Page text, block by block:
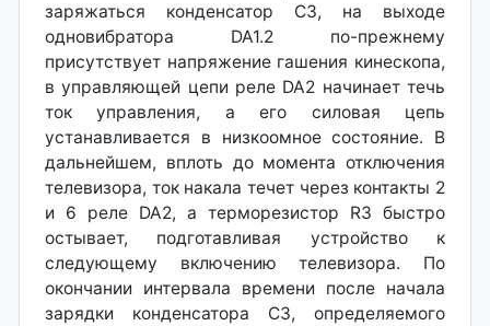
заряжаться конденсатор СЗ, на выходе
одновибратора DA1.2 по-прежнему
присутствует напряжение гашения кинескопа,
в управляющей цепи реле DA2 начинает течь
ток управления, а его силовая цепь
устанавливается в низкоомное состояние. В
дальнейшем, вплоть до момента отключения
телевизора, ток накала течет через контакты 2
и 6 реле DA2, а терморезистор R3 быстро
остывает, подготавливая устройство к
следующему включению телевизора. По
окончании интервала времени после начала
зарядки конденсатора СЗ, определяемого